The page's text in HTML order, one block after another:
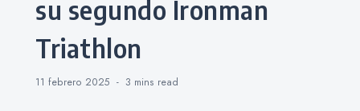
su segundo Ironman
Triathlon
11 febrero 2025 3 mins read